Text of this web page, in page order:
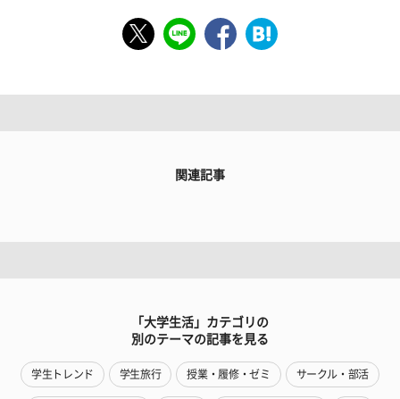
関連記事
「大学生活」カテゴリの
別のテーマの記事を見る
学生トレンド 学生旅行 授業・履修・ゼミ サークル・部活